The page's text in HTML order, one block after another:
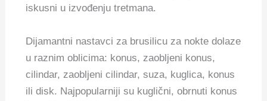
iskusni u izvođenju tretmana.
Dijamantni nastavci za brusilicu za nokte dolaze
u raznim oblicima: konus, zaobljeni konus,
cilindar, zaobljeni cilindar, suza, kuglica, konus
ili disk. Najpopularniji su kuglični, obrnuti konus